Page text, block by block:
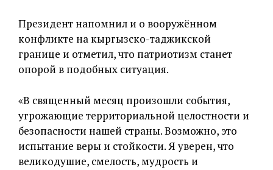
Президент напомнил и о вооружённом
конфликте на кыргызско-таджикской
границе и отметил, что патриотизм станет
опорой в подобных ситуация.
«В священный месяц произошли события,
угрожающие территориальной целостности и
безопасности нашей страны. Возможно, это
испытание веры и стойкости. Я уверен, что
великодушие, смелость, мудрость и